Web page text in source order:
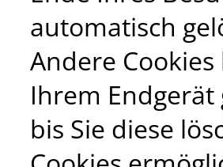
automatisch
Andere
Ihrem
bis Sie diese